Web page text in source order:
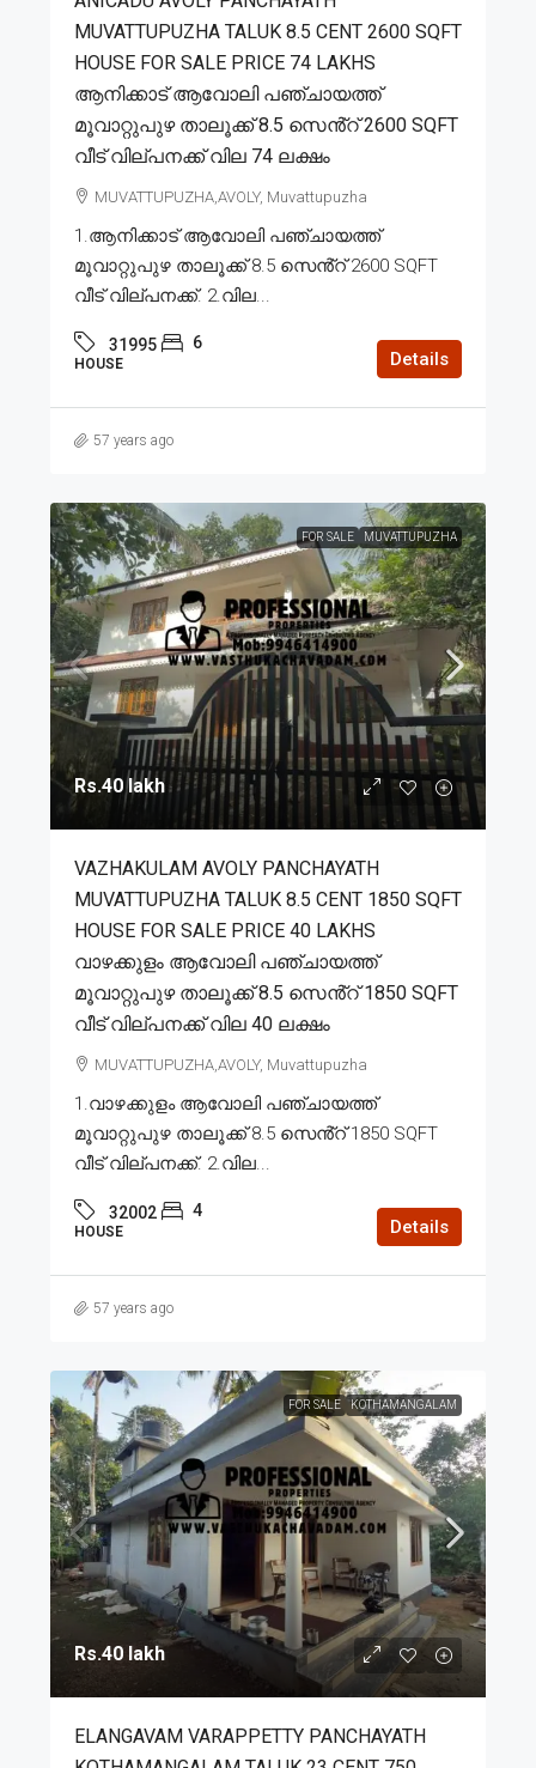
MUVATTUPUZHA TALUK 8.5 CENT 2600 SQFT
HOUSE FOR SALE PRICE 74 LAKHS
ആനിക്കാട് ആവോലി പഞ്ചായത്ത്
മൂവാറ്റുപുഴ താലൂക്ക് 8.5 സെൻ്റ് 2600 SQFT
വീട് വില്പനക്ക് വില 74 ലക്ഷം
MUVATTUPUZHA,AVOLY, Muvattupuzha
1.ആനിക്കാട് ആവോലി പഞ്ചായത്ത്
മൂവാറ്റുപുഴ താലൂക്ക് 8.5 സെൻ്റ് 2600 SQFT
വീട് വില്പനക്ക്. 2.വില...
31995 6
HOUSE Details
57 years ago
FOR SALE MUVATTUPUZHA
Rs.40 lakh
VAZHAKULAM AVOLY PANCHAYATH
MUVATTUPUZHA TALUK 8.5 CENT 1850 SQFT
HOUSE FOR SALE PRICE 40 LAKHS
വാഴക്കുളം ആവോലി പഞ്ചായത്ത്
മൂവാറ്റുപുഴ താലൂക്ക് 8.5 സെൻ്റ് 1850 SQFT
വീട് വില്പനക്ക് വില 40 ലക്ഷം
MUVATTUPUZHA,AVOLY, Muvattupuzha
1.വാഴക്കുളം ആവോലി പഞ്ചായത്ത്
മൂവാറ്റുപുഴ താലൂക്ക് 8.5 സെൻ്റ് 1850 SQFT
വീട് വില്പനക്ക്. 2.വില...
32002 4
HOUSE Details
57 years ago
FOR SALE KOTHAMANGALAM
Rs.40 lakh
ELANGAVAM VARAPPETTY PANCHAYATH